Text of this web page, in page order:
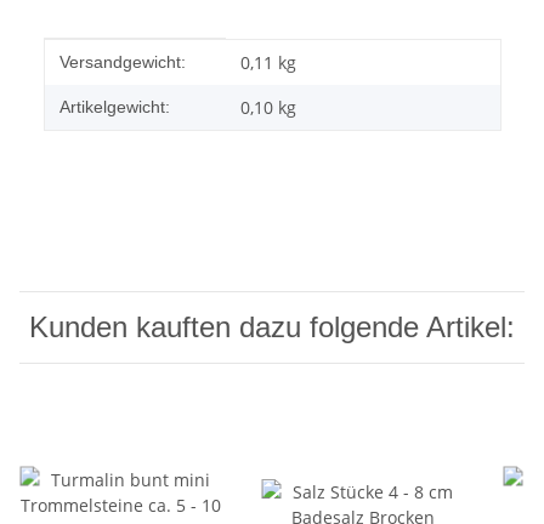
Produkteigenschaft
Wert
Versandgewicht: 0,11 kg
Artikelgewicht: 0,10 kg
Kunden kauften dazu folgende Artikel: